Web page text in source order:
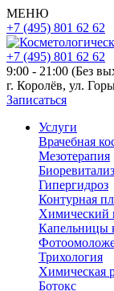
МЕНЮ
+7 (495) 801 62 62
+7 (495) 801 62 62
9:00 - 21:00 (Без
г. Королёв, ул.
Записаться
Услуги
Врачебная
Мезотерапия
Гипергидроз
Контурная
Химический
Капельницы
Трихология
Химическая
Ботокс